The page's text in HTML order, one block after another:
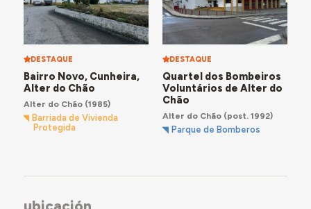
DESTAQUE
Bairro Novo, Cunheira,
Alter do Chão
Alter do Chão(1985)
Barriada de Vivienda
Protegida
DESTAQUE
Quartel dos Bombeiros
Voluntários de Alter do
Chão
Alter do Chão(post. 1992)
Parque de Bomberos